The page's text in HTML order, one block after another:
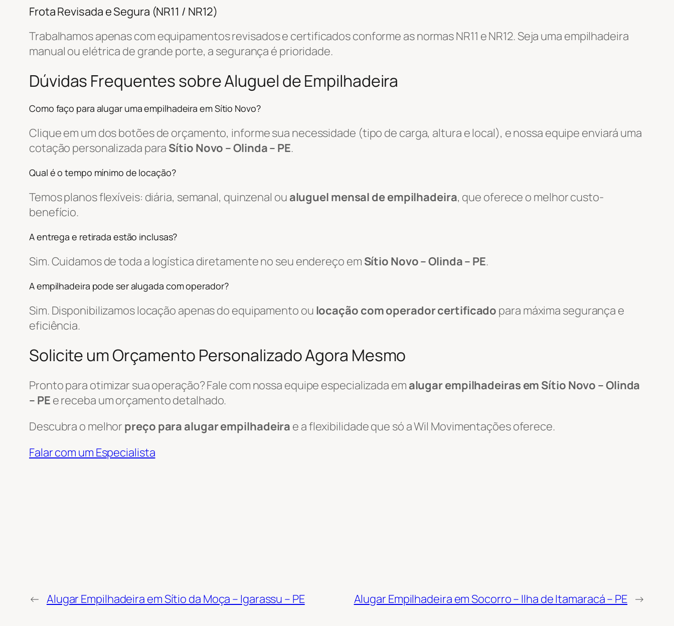
Frota Revisada e Segura (NR11 / NR12)
Trabalhamos apenas com equipamentos revisados e certificados conforme as normas NR11 e NR12. Seja uma empilhadeira
manual ou elétrica de grande porte, a segurança é prioridade.
Dúvidas Frequentes sobre Aluguel de Empilhadeira
Como faço para alugar uma empilhadeira em Sítio Novo?
Clique em um dos botões de orçamento, informe sua necessidade (tipo de carga, altura e local), e nossa equipe enviará uma
cotação personalizada para Sítio Novo – Olinda – PE.
Qual é o tempo mínimo de locação?
Temos planos flexíveis: diária, semanal, quinzenal ou aluguel mensal de empilhadeira, que oferece o melhor custo-
benefício.
A entrega e retirada estão inclusas?
Sim. Cuidamos de toda a logística diretamente no seu endereço em Sítio Novo – Olinda – PE.
A empilhadeira pode ser alugada com operador?
Sim. Disponibilizamos locação apenas do equipamento ou locação com operador certificado para máxima segurança e
eficiência.
Solicite um Orçamento Personalizado Agora Mesmo
Pronto para otimizar sua operação? Fale com nossa equipe especializada em alugar empilhadeiras em Sítio Novo – Olinda
– PE e receba um orçamento detalhado.
Descubra o melhor preço para alugar empilhadeira e a flexibilidade que só a Wil Movimentações oferece.
Falar com um Especialista
← Alugar Empilhadeira em Sítio da Moça – Igarassu – PE Alugar Empilhadeira em Socorro – Ilha de Itamaracá – PE →